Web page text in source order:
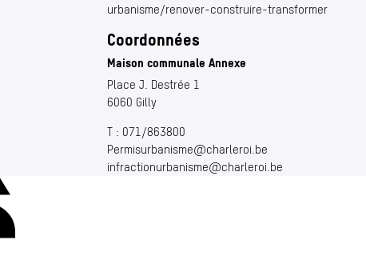
urbanisme/renover-construire-transformer
Coordonnées
Maison communale Annexe
Place J. Destrée 1
6060 Gilly
T : 071/863800
Permisurbanisme@​charleroi.​be
infractionurbanisme@​charleroi.​be